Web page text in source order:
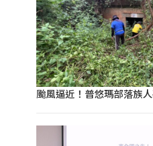
颱風逼近！普悠瑪部落族